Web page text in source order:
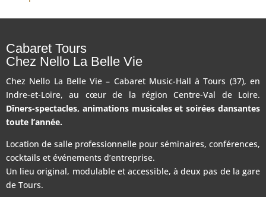
Cabaret Tours
Chez Nello La Belle Vie
Chez Nello La Belle Vie – Cabaret Music-Hall à Tours (37), en
Indre-et-Loire, au cœur de la région Centre-Val de Loire.
Dîners-spectacles, animations musicales et soirées dansantes
toute l’année.
Location de salle professionnelle pour séminaires, conférences,
cocktails et événements d’entreprise.
Un lieu original, modulable et accessible, à deux pas de la gare
de Tours.